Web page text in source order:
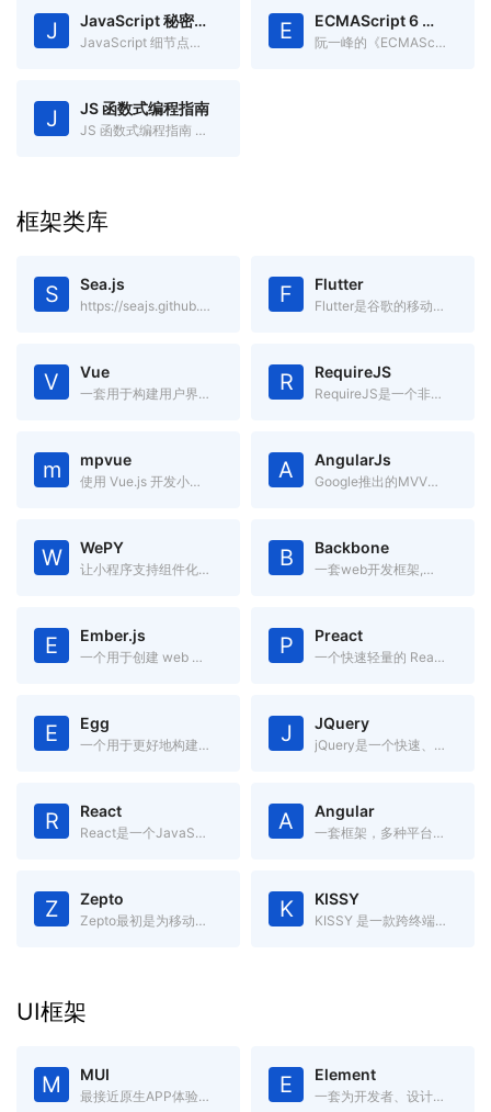
J JavaScript 秘密花园
JavaScript 细节点分析 E ECMAScript 6 入门
阮一峰的《ECMAScript 6入门》
J JS 函数式编程指南
JS 函数式编程指南 gitbook电子书
框架类库
S Sea.js
https://seajs.github.io/seajs/docs/ F Flutter
Flutter是谷歌的移动UI框架，可以快速在iOS和Android上构建高质量的原生用户界面。
V Vue
一套用于构建用户界面的渐进式框架.简单却不失优雅,小巧而不乏大匠 R RequireJS
RequireJS是一个非常小巧的JavaScript模块载入框架,是AMD规范最好的实现者之一
m mpvue
使用 Vue.js 开发小程序的前端框架。 A AngularJs
Google推出的MVVM框架
W WePY
让小程序支持组件化开发的框架 B Backbone
一套web开发框架,基于jQuery和underscore的一个前端js框架。
E Ember.js
一个用于创建 web 应用的 JavaScript MVC 框架 P Preact
一个快速轻量的 React 替代方案，具有 ES6 API、组件化和虚拟 DOM
E Egg
一个用于更好地构建企业应用的框架，内置流程管理，高度可定制，有强大的插件系统。 J JQuery
jQuery是一个快速、简洁的JavaScript框架.
R React
React是一个JavaScript框架,用于构建“可预期的”和“声明式的”Web用户界面. A Angular
一套框架，多种平台移动端 & 桌面端
Z Zepto
Zepto最初是为移动端开发的库,是jQuery的轻量级替代品 K KISSY
KISSY 是一款跨终端、模块化、高性能、使用简单的 JavaScript 框架。
UI框架
M MUI
最接近原生APP体验的高性能前端框架 E Element
一套为开发者、设计师和产品经理准备的基于 Vue 2.0 的桌面端组件库